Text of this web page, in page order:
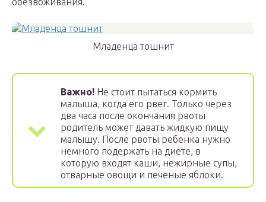
Младенца тошнит
Важно! Не стоит пытаться кормить
малыша, когда его рвет. Только через
два часа после окончания рвоты
родитель может давать жидкую пищу
малышу. После рвоты ребенка нужно
немного подержать на диете, в
которую входят каши, нежирные супы,
отварные овощи и печеные яблоки.